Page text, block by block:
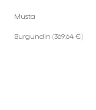
Musta
Burgundin (369,64 €)